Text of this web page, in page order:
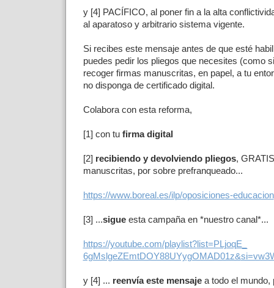
y [4] PACÍFICO, al poner fin a la alta
al aparatoso y arbitrario sistema vigente.
Si recibes este mensaje antes de que esté
puedes pedir los pliegos que necesites (como
recoger firmas manuscritas, en papel, a tu
no disponga de certificado digital.
Colabora con esta reforma,
[1] con tu firma digital
[2] recibiendo y devolviendo pliegos,
manuscritas, por sobre prefranqueado...
https://www.boreal.es/ilp/oposiciones-educacion
[3] ...sigueesta campaña en *nuestro canal*...
https://youtube.com/playlist?list=PLjoqE_
6gMslgeZEmtDOY88UYygOMAD01z&
y [4] ... reenvía este mensajea todo el mundo,